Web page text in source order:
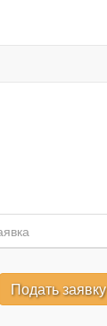
Подать заявку